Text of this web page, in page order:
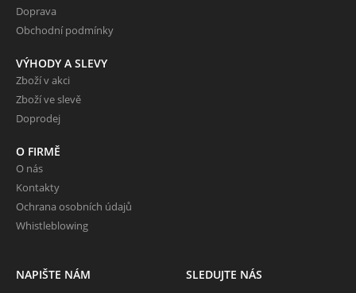
Doprava
Obchodní podmínky
VÝHODY A SLEVY
Zboží v akci
Zboží ve slevě
Doprodej
O FIRMĚ
O nás
Kontakty
Ochrana osobních údajů
Whistleblowing
NAPIŠTE NÁM SLEDUJTE NÁS